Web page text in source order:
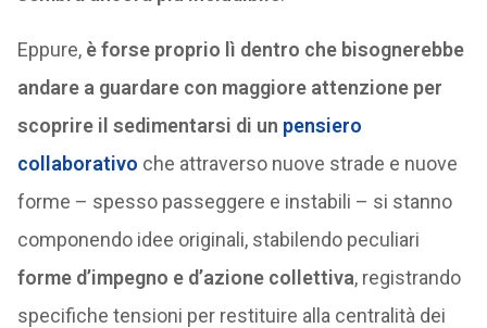
Eppure, è forse proprio lì dentro che bisognerebbe
andare a guardare con maggiore attenzione per
scoprire il sedimentarsi di un pensiero
collaborativo che attraverso nuove strade e nuove
forme – spesso passeggere e instabili – si stanno
componendo idee originali, stabilendo peculiari
forme d’impegno e d’azione collettiva, registrando
specifiche tensioni per restituire alla centralità dei